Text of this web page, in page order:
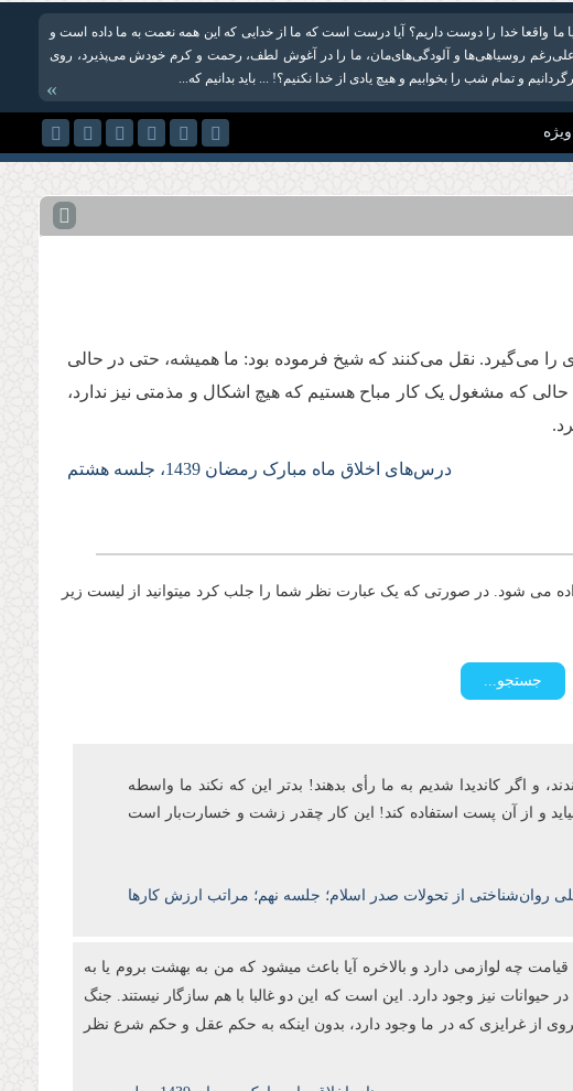
ما واقعا خدا را دوست داریم؟ آیا درست است که ما از خدایی که این همه نعمت‌ به ما داده است و
على‌رغم روسیاهی‌ها و آلودگی‌های‌مان، ما را در آغوش لطف، رحمت و کرم خودش می‌پذیرد، روی
و تمام شب‌ را بخوابیم و هیچ یادی از خدا نکنیم؟! ... باید بدانیم که...
»
را می‌گیرد. نقل می‌کنند که شیخ فرموده بود: ما همیشه، حتی در حالی
که مشغول یک کار مباح هستیم که هیچ اشکال و مذمتی نیز ندارد،
درس‌های اخلاق ماه مبارک رمضان 1439، جلسه هشتم
می شود. در صورتی که یک عبارت نظر شما را جلب کرد میتوانید از لیست زیر
و اگر کاندیدا شدیم به ما رأی بدهند! بدتر این که نکند ما واسطه
و از آن پست‌ استفاده کند! این کار چقدر زشت و خسارتبار است
روان‌شناختی از تحولات صدر اسلام؛ جلسه نهم؛ مراتب ارزش کارها
چه لوازمی دارد و بالاخره آیا باعث میشود که من به بهشت بروم یا به
نیز وجود دارد. این است که این دو غالبا با هم سازگار نیستند. جنگ
از غرایزی که در ما وجود دارد، بدون اینکه به حکم عقل و حکم شرع نظر